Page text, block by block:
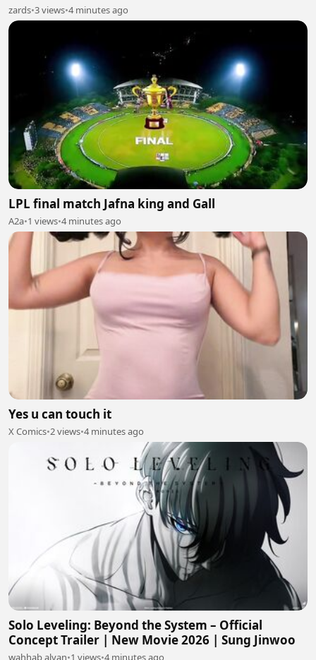
zards•3 views•4 minutes ago
LPL final match Jafna king and Gall
A2a•1 views•4 minutes ago
Yes u can touch it
X Comics•2 views•4 minutes ago
Solo Leveling: Beyond the System – Official
Concept Trailer | New Movie 2026 | Sung Jinwoo
wahhab alyan•1 views•4 minutes ago